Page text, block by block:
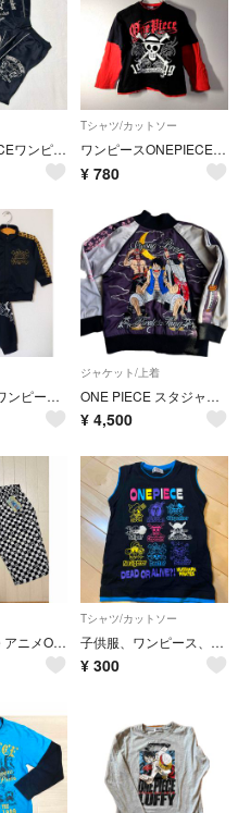
希少ONEPIECEワンピース【150cm】白ひげ海賊団ジャージ上下セットアップ
Tシャツ/カットソー
ワンピースONEPIECE✨️クルーネック レイヤード 黒 150
¥ 780
ONE PIECE ワンピース チョッパー ジャージ セットアップ 上下 豹柄
ジャケット/上着
ONE PIECE スタジャン キッズ110
¥ 4,500
新品 breeze アニメONE PIECE コラボ ハーフパンツ 140
Tシャツ/カットソー
子供服、ワンピース、Tシャツ、サイズ120
¥ 300